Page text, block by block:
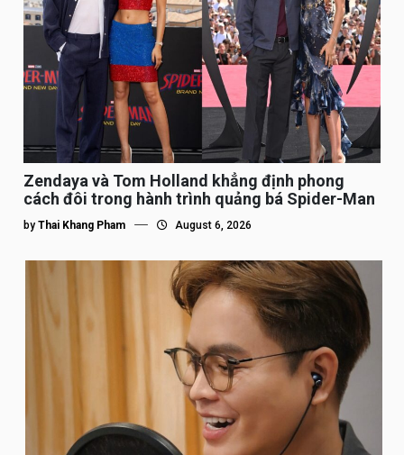
Zendaya và Tom Holland khẳng định phong
cách đôi trong hành trình quảng bá Spider-Man
by Thai Khang Pham August 6, 2026